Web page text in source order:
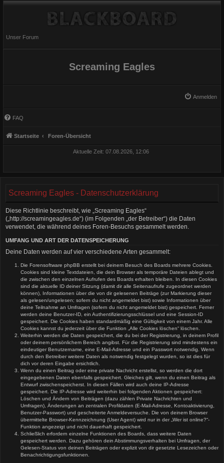
Unser Forum
Screaming Eagles
Anmelden
FAQ
Startseite Foren-Übersicht
Aktuelle Zeit: 07.08.2026, 12:06
Screaming Eagles - Datenschutzerklärung
Diese Richtlinie beschreibt, wie „Screaming Eagles“
(„http://screamingeagles.de“) (im Folgenden „der Betreiber“) die Daten
verwendet, die während deines Foren-Besuchs gesammelt werden.
UMFANG UND ART DER DATENSPEICHERUNG
Deine Daten werden auf vier verschiedene Arten gesammelt:
Die Forensoftware phpBB erstellt bei deinem Besuch des Boards mehrere Cookies.
Cookies sind kleine Textdateien, die dein Browser als temporäre Dateien ablegt und
die zwischen den einzelnen Aufrufen des Boards erhalten bleiben. In diesen Cookies
sind die aktuelle ID deiner Sitzung (damit dir alle Seitenaufrufe zugeordnet werden
können), Informationen über die von dir gelesenen Beiträge (zur Markierung dieser
als gelesen/ungelesen; sofern du nicht angemeldet bist) sowie Informationen über
deine Teilnahme an Umfragen (sofern du nicht angemeldet bist) gespeichert. Ferner
werden deine Benutzer-ID, ein Authentifizierungsschlüssel und eine Session-ID
gespeichert. Die Cookies haben standardmäßig eine Gültigkeit von einem Jahr. Alle
Cookies kannst du jederzeit über die Funktion „Alle Cookies löschen“ löschen.
Weiterhin werden die Daten gespeichert, die du bei der Registrierung, in deinem Profil
oder deinem persönlichem Bereich angibst. Für die Registrierung sind mindestens ein
eindeutiger Benutzername, eine E-Mail-Adresse und ein Passwort notwendig. Wenn
durch den Betreiber weitere Daten als notwendig festgelegt wurden, so ist dies für
dich vor deren Eingabe ersichtlich.
Wenn du einen Beitrag oder eine private Nachricht erstellst, so werden die dort
eingegebenen Daten ebenfalls gespeichert. Gleiches gilt, wenn du einen Beitrag als
Entwurf zwischenspeicherst. In diesen Fällen wird auch deine IP-Adresse
gespeichert. Die IP-Adresse wird weiterhin bei folgenden Aktionen gespeichert:
Löschen und Ändern von Beiträgen (dazu zählen Private Nachrichten und
Umfragen), Änderungen an zentralen Profildaten (E-Mail-Adresse, Kontoaktivierung,
Benutzer-Passwort) und gescheiterte Anmeldeversuche. Die von deinem Browser
übermittelte Browser-Kennzeichnung (User Agent) wird nur in der „Wer ist online?“-
Funktion angezeigt und nicht dauerhaft gespeichert.
Schließlich erfordern einzelne Funktionen des Boards, dass weitere Daten
gespeichert werden. Dazu gehören dein Abstimmungsverhalten bei Umfragen, der
Gelesen-Status von deinen Beiträgen oder explizit von dir gesetzte Lesezeichen oder
Benachrichtigungsfunktionen.